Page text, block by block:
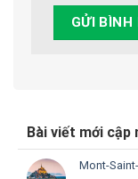
Bài viết mới cập
Mont-